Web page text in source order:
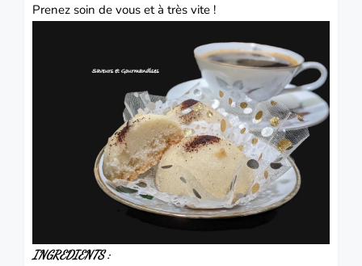
Prenez soin de vous et à très vite !
INGREDIENTS :